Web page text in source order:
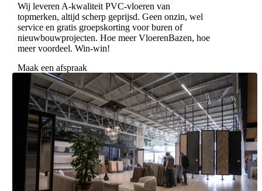
Wij leveren A-kwaliteit PVC-vloeren van
topmerken, altijd scherp geprijsd. Geen onzin, wel
service en gratis groepskorting voor buren of
nieuwbouwprojecten. Hoe meer VloerenBazen, hoe
meer voordeel. Win-win!
Maak een afspraak